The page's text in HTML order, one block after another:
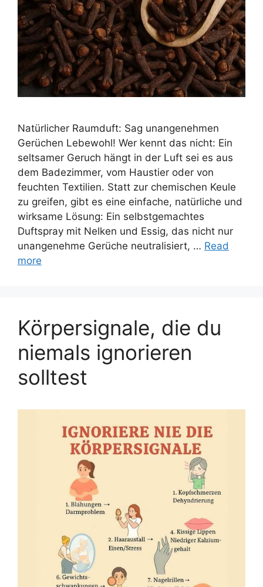
Natürlicher Raumduft: Sag unangenehmen
Gerüchen Lebewohl! Wer kennt das nicht: Ein
seltsamer Geruch hängt in der Luft sei es aus
dem Badezimmer, vom Haustier oder von
feuchten Textilien. Statt zur chemischen Keule
zu greifen, gibt es eine einfache, natürliche und
wirksame Lösung: Ein selbstgemachtes
Duftspray mit Nelken und Essig, das nicht nur
unangenehme Gerüche neutralisiert, … Read
more
Körpersignale, die du
niemals ignorieren
solltest